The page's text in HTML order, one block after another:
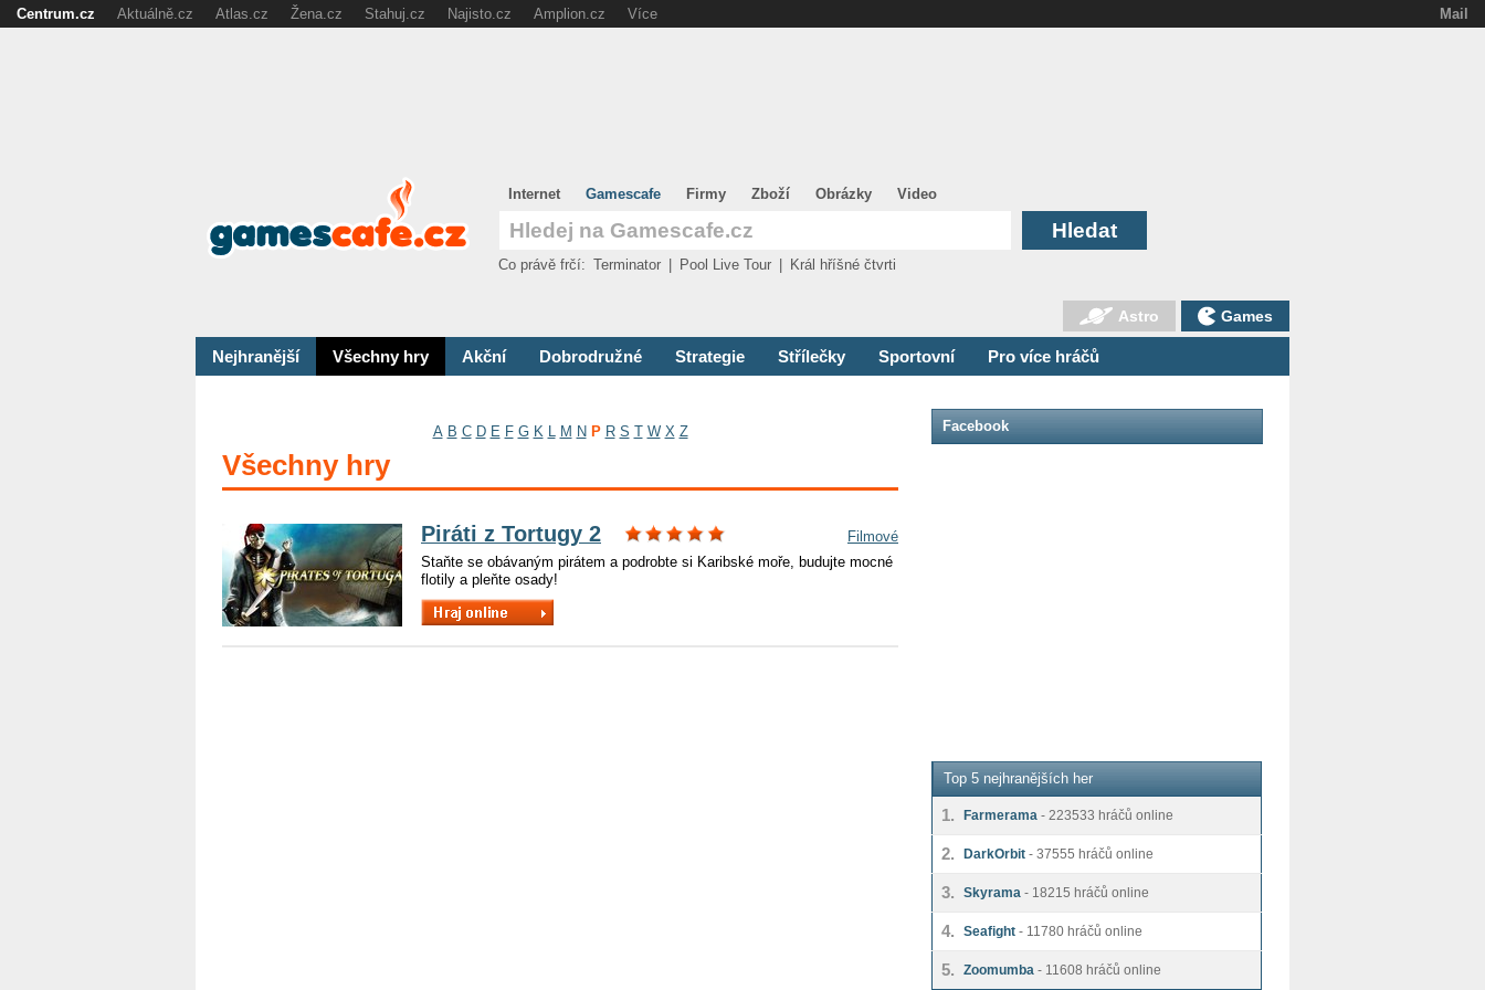
Nejhranější Všechny hry Akční Dobrodružné Strategie Střílečky Sportovní Pro více hráčů
A B C D E F G K L M N P R S T W X Z
Všechny hry
Piráti z Tortugy 2
Filmové
Staňte se obávaným pirátem a podrobte si Karibské moře, budujte mocné
flotily a pleňte osady!
Facebook
Top 5 nejhranějších her
1. Farmerama - 223533 hráčů online
2. DarkOrbit - 37555 hráčů online
3. Skyrama - 18215 hráčů online
4. Seafight - 11780 hráčů online
5. Zoomumba - 11608 hráčů online
Internet Gamescafe Firmy Zboží Obrázky Video
Astro Games
Co právě frčí: Terminator Pool Live Tour Král hříšné čtvrti
Mail
Centrum.cz Aktuálně.cz Atlas.cz Žena.cz Stahuj.cz Najisto.cz Amplion.cz Více